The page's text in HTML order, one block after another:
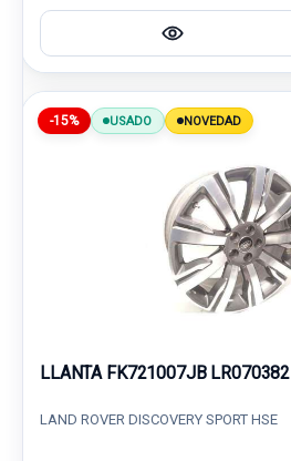
-15% USADO NOVEDAD
LLANTA FK721007JB LR070382
LAND ROVER DISCOVERY SPORT HSE